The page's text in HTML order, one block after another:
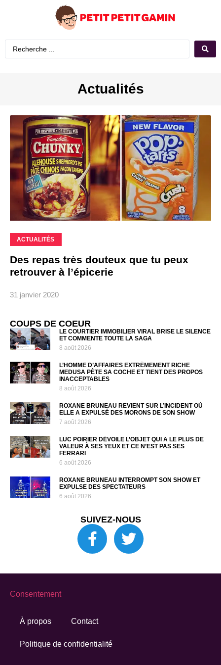
Actualités
ACTUALITÉS
Des repas très douteux que tu peux
retrouver à l’épicerie
31 janvier 2020
COUPS DE COEUR
LE COURTIER IMMOBILIER VIRAL BRISE LE SILENCE
ET COMMENTE TOUTE LA SAGA
8 août 2026
L’HOMME D’AFFAIRES EXTRÊMEMENT RICHE
MEDUSA PÈTE SA COCHE ET TIENT DES PROPOS
INACCEPTABLES
8 août 2026
ROXANE BRUNEAU REVIENT SUR L’INCIDENT OÙ
ELLE A EXPULSÉ DES MORONS DE SON SHOW
7 août 2026
LUC POIRIER DÉVOILE L’OBJET QUI A LE PLUS DE
VALEUR À SES YEUX ET CE N’EST PAS SES
FERRARI
6 août 2026
ROXANE BRUNEAU INTERROMPT SON SHOW ET
EXPULSE DES SPECTATEURS
6 août 2026
SUIVEZ-NOUS
À propos Contact
Politique de confidentialité
Consentement